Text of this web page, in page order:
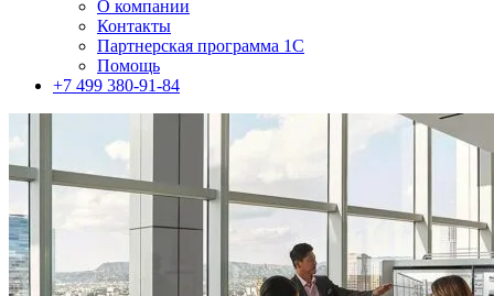
О компании
Контакты
Партнерская программа 1С
Помощь
+7 499 380-91-84